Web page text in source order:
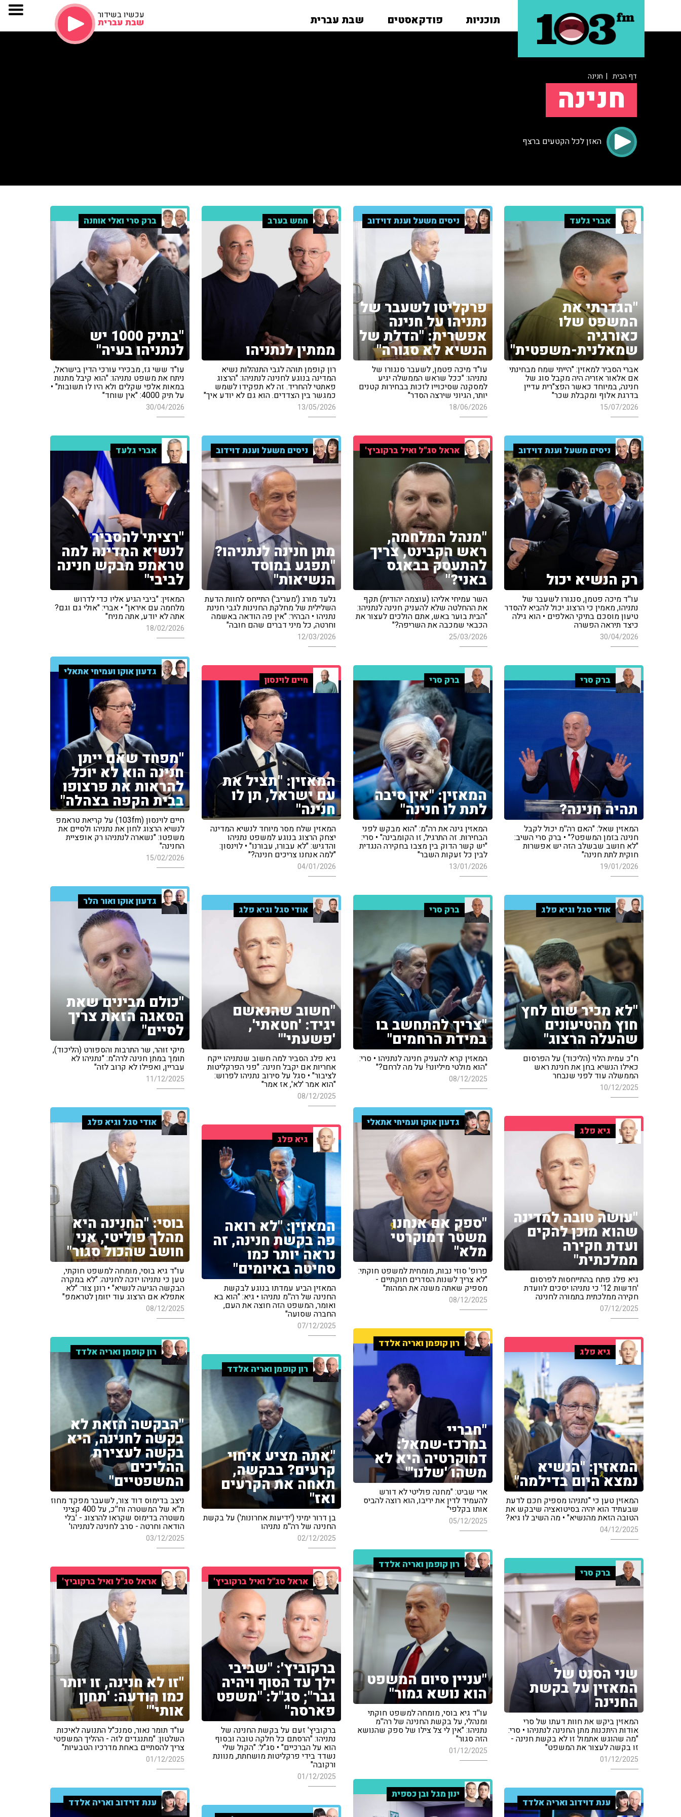
תוכניות פודקאסטים שבת עברית עכשיו בשידור
שבת עברית
דף הבית | חנינה
חנינה
האזן לכל הקטעים ברצף
אברי גלעד
"הגדרתי את
המשפט שלו
כאורגיה
שמאלנית-משפטית"
אברי הסביר למאזין: "הייתי שמח מבחינתי
אם אלאור אזריה היה מקבל סוג של
חנינה, במיוחד כאשר הפצ"רית עדיין
בדרגת אלוף ומקבלת שכר"
15/07/2026
ניסים משעל וענת דוידוב
פרקליטו לשעבר של
נתניהו על חנינה
אפשרית: "הדלת של
הנשיא לא סגורה"
עו"ד מיכה פטמן, לשעבר סנגורו של
נתניהו: "ככל שראש הממשלה יגיע
למסקנה שסיכוייו לזכות בבחירות קטנים
יותר, הגיוני שירצה הסדר"
18/06/2026
חמש בערב
ממתין לנתניהו
רון קופמן תוהה לגבי התנהלות נשיא
המדינה בנוגע לחנינה לנתניהו: "הרצוג
פאתטי להחריד. זה לא תפקידו לשמש
כמגשר בין הצדדים. הוא גם לא יודע איך"
13/05/2026
ברק סרי ואלי אוחנה
"בתיק 1000 יש
לנתניהו בעיה"
עו"ד ששי גז, מבכירי עורכי הדין בישראל,
ניתח את משפט נתניהו: "הוא קיבל מתנות
במאות אלפי שקלים ולא היו לו תשובות" •
על תיק 4000: "אין שוחד"
30/04/2026
ניסים משעל וענת דוידוב
רק הנשיא יכול
עו''ד מיכה פטמן, סנגורו לשעבר של
נתניהו, מאמין כי הרצוג יכול להביא להסדר
טיעון מוסכם בתיקי האלפים • הוא גילה
כיצד תיראה הפשרה
30/04/2026
אראל סג"ל ואיל ברקוביץ'
"מנהל המלחמה,
ראש הקבינט, צריך
להתעסק בבאגס
באני?"
השר עמיחי אליהו (עוצמה יהודית) תקף
את ההחלטה שלא להעניק חנינה לנתניהו:
"הבית בוער באש, אתם הולכים לעצור את
הכבאי שמכבה את השריפה?"
25/03/2026
ניסים משעל וענת דוידוב
מתן חנינה לנתניהו?
"תפגע במוסד
הנשיאות"
גלעד מורג ('מעריב') התייחס לחוות הדעת
השלילית של מחלקת החנינות לגבי חנינת
נתניהו • הבהיר: "אין פה הודאה באשמה
וחרטה, כל מיני דברים שהם חובה"
12/03/2026
אברי גלעד
"רציתי להסביר
לנשיא המדינה למה
טראמפ מבקש חנינה
לביבי"
המאזין: "ביבי הגיע אליו כדי לדרוש
מלחמה עם איראן" • אברי: "אולי גם וגם?
אתה לא יודע, אתה מניח"
18/02/2026
גדעון אוקו ועמיחי אתאלי
"מפחד שאם ייתן
חנינה הוא לא יוכל
להראות את פרצופו
בבית הקפה בצהלה"
חיים לוינסון (103fm) על קריאת טראמפ
לנשיא הרצוג לחון את נתניהו ולסיים את
משפטו: "נשארה לנתניהו רק אופציית
החנינה"
15/02/2026
ברק סרי
תהיה חנינה?
המאזין שאל: "האם רה''מ יכול לקבל
חנינה בזמן המשפט?" • ברק סרי השיב:
"לא חושב שבשלב הזה יש אפשרות
חוקית לתת חנינה"
19/01/2026
ברק סרי
המאזין: "אין סיבה
לתת לו חנינה"
המאזין גינה את רה"מ: "הוא מבקש לפני
הבחירות. זה התרגיל, זו הקומבינה" • סרי:
"יש קשר הדוק בין מצבו בחקירה הנגדית
לבין כל זעקות השבר"
13/01/2026
חיים לוינסון
המאזין: "תציל את
עם ישראל, תן לו
חנינה"
המאזין שלח מסר מיוחד לנשיא המדינה
יצחק הרצוג בנוגע למשפט נתניהו
והדגיש: "לא עבורו, עבורנו" • לוינסון:
"למה אנחנו צריכים חנינה?"
04/01/2026
גדעון אוקו ואור הלר
"כולם מבינים שאת
הסאגה הזאת צריך
לסיים"
מיקי זוהר, שר התרבות והספורט (הליכוד),
תומך במתן חנינה לרה"מ: "נתניהו לא
עבריין, ואפילו לא קרוב לזה"
11/12/2025
אודי סגל וגיא פלג
"לא מכיר שום לחץ
חוץ מהטיעונים
שהעלה הרצוג"
ח"כ עמית הלוי (הליכוד) על הפרסום
כאילו הנשיא בחן את חנינת ראש
הממשלה עוד לפני שנבחר
10/12/2025
ברק סרי
"צריך להתחשב בו
במידת הרחמים"
המאזין קרא להעניק חנינה לנתניהו • סרי:
"הוא מולטי מיליונר! על מה לרחם?"
08/12/2025
אודי סגל וגיא פלג
"חשוב שהנאשם
יגיד: 'חטאתי',
'פשעתי'"
גיא פלג הסביר למה חשוב שנתניהו ייקח
אחריות אם יקבל חנינה: "פני הפרקליטות
לציבור" • סגל על סירוב נתניהו לפרוש:
"הוא אמר 'לא', אז אמר"
08/12/2025
גדעון אוקו ועמיחי אתאלי
"ספק אם אנחנו
משטר דמוקרטי
מלא"
פרופ' סוזי נבות, מומחית למשפט חוקתי:
"לא צריך לשנות הסדרים חוקתיים -
מספיק שאתה משנה את המהות"
08/12/2025
אודי סגל וגיא פלג
בוסי: "החנינה היא
מהלך פוליטי, אני
חושב שהכול סגור"
עו"ד גיא בוסי, מומחה למשפט חוקתי,
טען כי נתניהו יזכה לחנינה: "לא במקרה
הבקשה הגיעה לנשיא" • רונן צור: "לא
אתפלא אם הרצוג עוד יזומן לטראמפ"
08/12/2025
גיא פלג
"עושה טובה למדינה
שהוא מוכן להקים
ועדת חקירה
ממלכתית"
גיא פלג פתח בהתייחסות לפרסום
'חדשות 12' כי נתניהו יסכים לוועדת
חקירה ממלכתית בתמורה לחנינה
07/12/2025
גיא פלג
המאזין: "לא רואה
פה בקשת חנינה, זה
נראה יותר כמו
סחיטה באיומים"
המאזין הביע עמדתו בנוגע לבקשת
החנינה של רה''מ נתניהו • גיא: "הוא בא
ואומר, המשפט הזה חוצה את העם,
החברה שסועה"
07/12/2025
רון קופמן ואריה אלדד
"חבריי
במרכז-שמאל:
דמוקרטיה היא לא
משהו 'שלנו'"
ארי שביט: "מחנה פוליטי לא דורש
להעמיד לדין את יריבו, הוא רוצה להביס
אותו בקלפי"
05/12/2025
גיא פלג
המאזין: "הנשיא
נמצא היום בדילמה"
המאזין טען כי "נתניהו מספיק חכם לדעת
שבעתיד הוא יהיה בסיטואציה שיבקש את
הטובה הזאת מהנשיא" • מה השיב לו גיא?
04/12/2025
רון קופמן ואריה אלדד
"הבקשה הזאת לא
בקשה לחנינה, היא
בקשה לעצירת
ההליכים
המשפטיים"
ניצב בדימוס דוד צור, לשעבר מפקד מחוז
ת''א של המשטרה וח''כ, על 400 קציני
משטרה בדימוס שקראו להרצוג - 'בלי
הודאה וחרטה - סרב לחנינה לנתניהו'
03/12/2025
רון קופמן ואריה אלדד
"אתה מציע איחוי
קרעים? בבקשה,
תאחה את הקרעים
ואז"
בן דרור ימיני ('ידיעות אחרונות') על בקשת
החנינה של רה''מ נתניהו
02/12/2025
רון קופמן ואריה אלדד
"עניין סיום המשפט
הוא נושא גמור"
עו''ד גיא בוסי, מומחה למשפט חוקתי
ומנהלי, על בקשת החנינה של רה''מ
נתניהו: "אין לי צל צילו של ספק שהנושא
הזה סגור"
01/12/2025
ברק סרי
שני הסנט של
המאזין על בקשת
החנינה
המאזין ביקש את חוות דעתו של סרי
אודות היתכנות מתן החנינה לנתניהו • סרי:
"מה שהוגש אתמול זו לא בקשת חנינה -
זו בקשה לעצור את המשפט"
01/12/2025
אראל סג"ל ואיל ברקוביץ'
ברקוביץ': "שביבי
ילך עד הסוף ויהיה
גבר"; סג"ל: "משפט
פארסה"
ברקוביץ' זעם על בקשת החנינה של
נתניהו: "הרסתם כל חלקה טובה ובסוף
הוא על הברכיים" • סג"ל: "הקול שלי
נשדד בידי פרקליטות מושחתת, מנוונת
ורקובה"
01/12/2025
אראל סג"ל ואיל ברקוביץ'
"זו לא חנינה, זו יותר
כמו הודעה: 'תחון
אותי'"
עו"ד תומר נאור, סמנכ"ל התנועה לאיכות
השלטון: "מתנגדים לזה - ההליך המשפטי
צריך להסתיים באחת מדרכיו הטבעיות"
01/12/2025
ינון מגל ובן כספית
ענת דוידוב ואריה אלדד
ענת דוידוב ואריה אלדד